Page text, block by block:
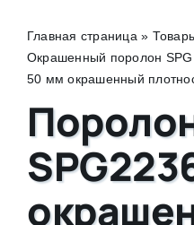
Главная страница »
Окрашенный поролон SPG
50 мм окрашенный